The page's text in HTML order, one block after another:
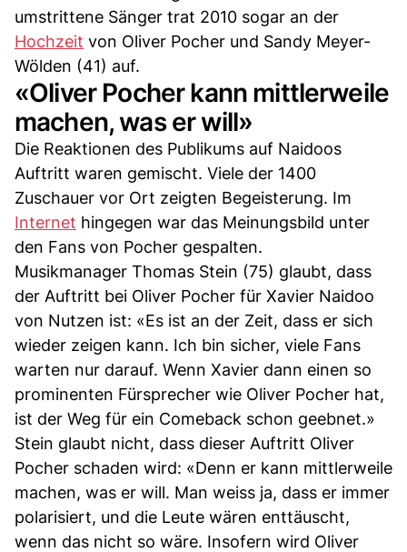
umstrittene Sänger trat 2010 sogar an der
Hochzeit von Oliver Pocher und Sandy Meyer-
Wölden (41) auf.
«Oliver Pocher kann mittlerweile
machen, was er will»
Die Reaktionen des Publikums auf Naidoos
Auftritt waren gemischt. Viele der 1400
Zuschauer vor Ort zeigten Begeisterung. Im
Internet hingegen war das Meinungsbild unter
den Fans von Pocher gespalten.
Musikmanager Thomas Stein (75) glaubt, dass
der Auftritt bei Oliver Pocher für Xavier Naidoo
von Nutzen ist: «Es ist an der Zeit, dass er sich
wieder zeigen kann. Ich bin sicher, viele Fans
warten nur darauf. Wenn Xavier dann einen so
prominenten Fürsprecher wie Oliver Pocher hat,
ist der Weg für ein Comeback schon geebnet.»
Stein glaubt nicht, dass dieser Auftritt Oliver
Pocher schaden wird: «Denn er kann mittlerweile
machen, was er will. Man weiss ja, dass er immer
polarisiert, und die Leute wären enttäuscht,
wenn das nicht so wäre. Insofern wird Oliver